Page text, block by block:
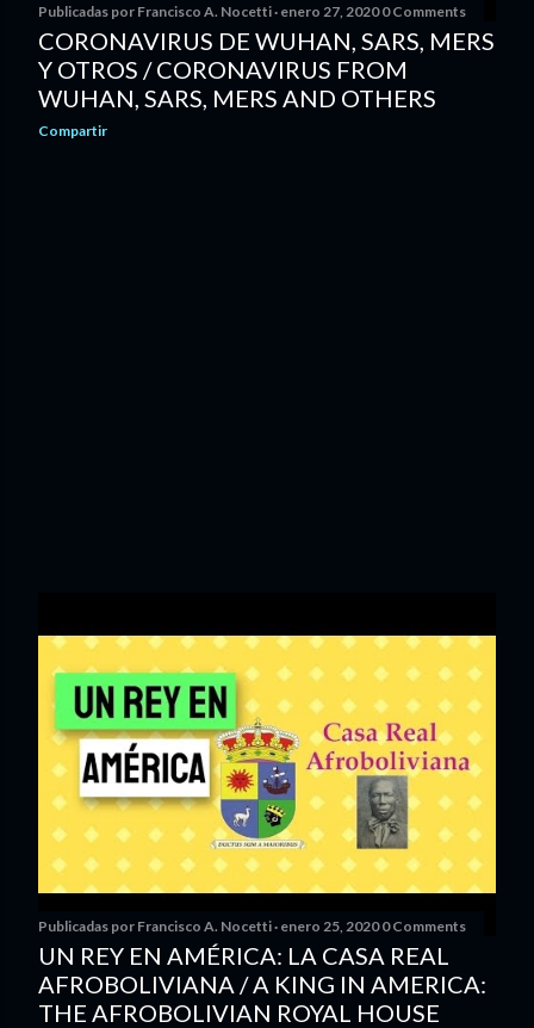
Publicadas por Francisco A. Nocetti enero 27, 20200 Comments
CORONAVIRUS DE WUHAN, SARS, MERS
Y OTROS / CORONAVIRUS FROM
WUHAN, SARS, MERS AND OTHERS
Compartir
Publicadas por Francisco A. Nocetti enero 25, 20200 Comments
UN REY EN AMÉRICA: LA CASA REAL
AFROBOLIVIANA / A KING IN AMERICA:
THE AFROBOLIVIAN ROYAL HOUSE